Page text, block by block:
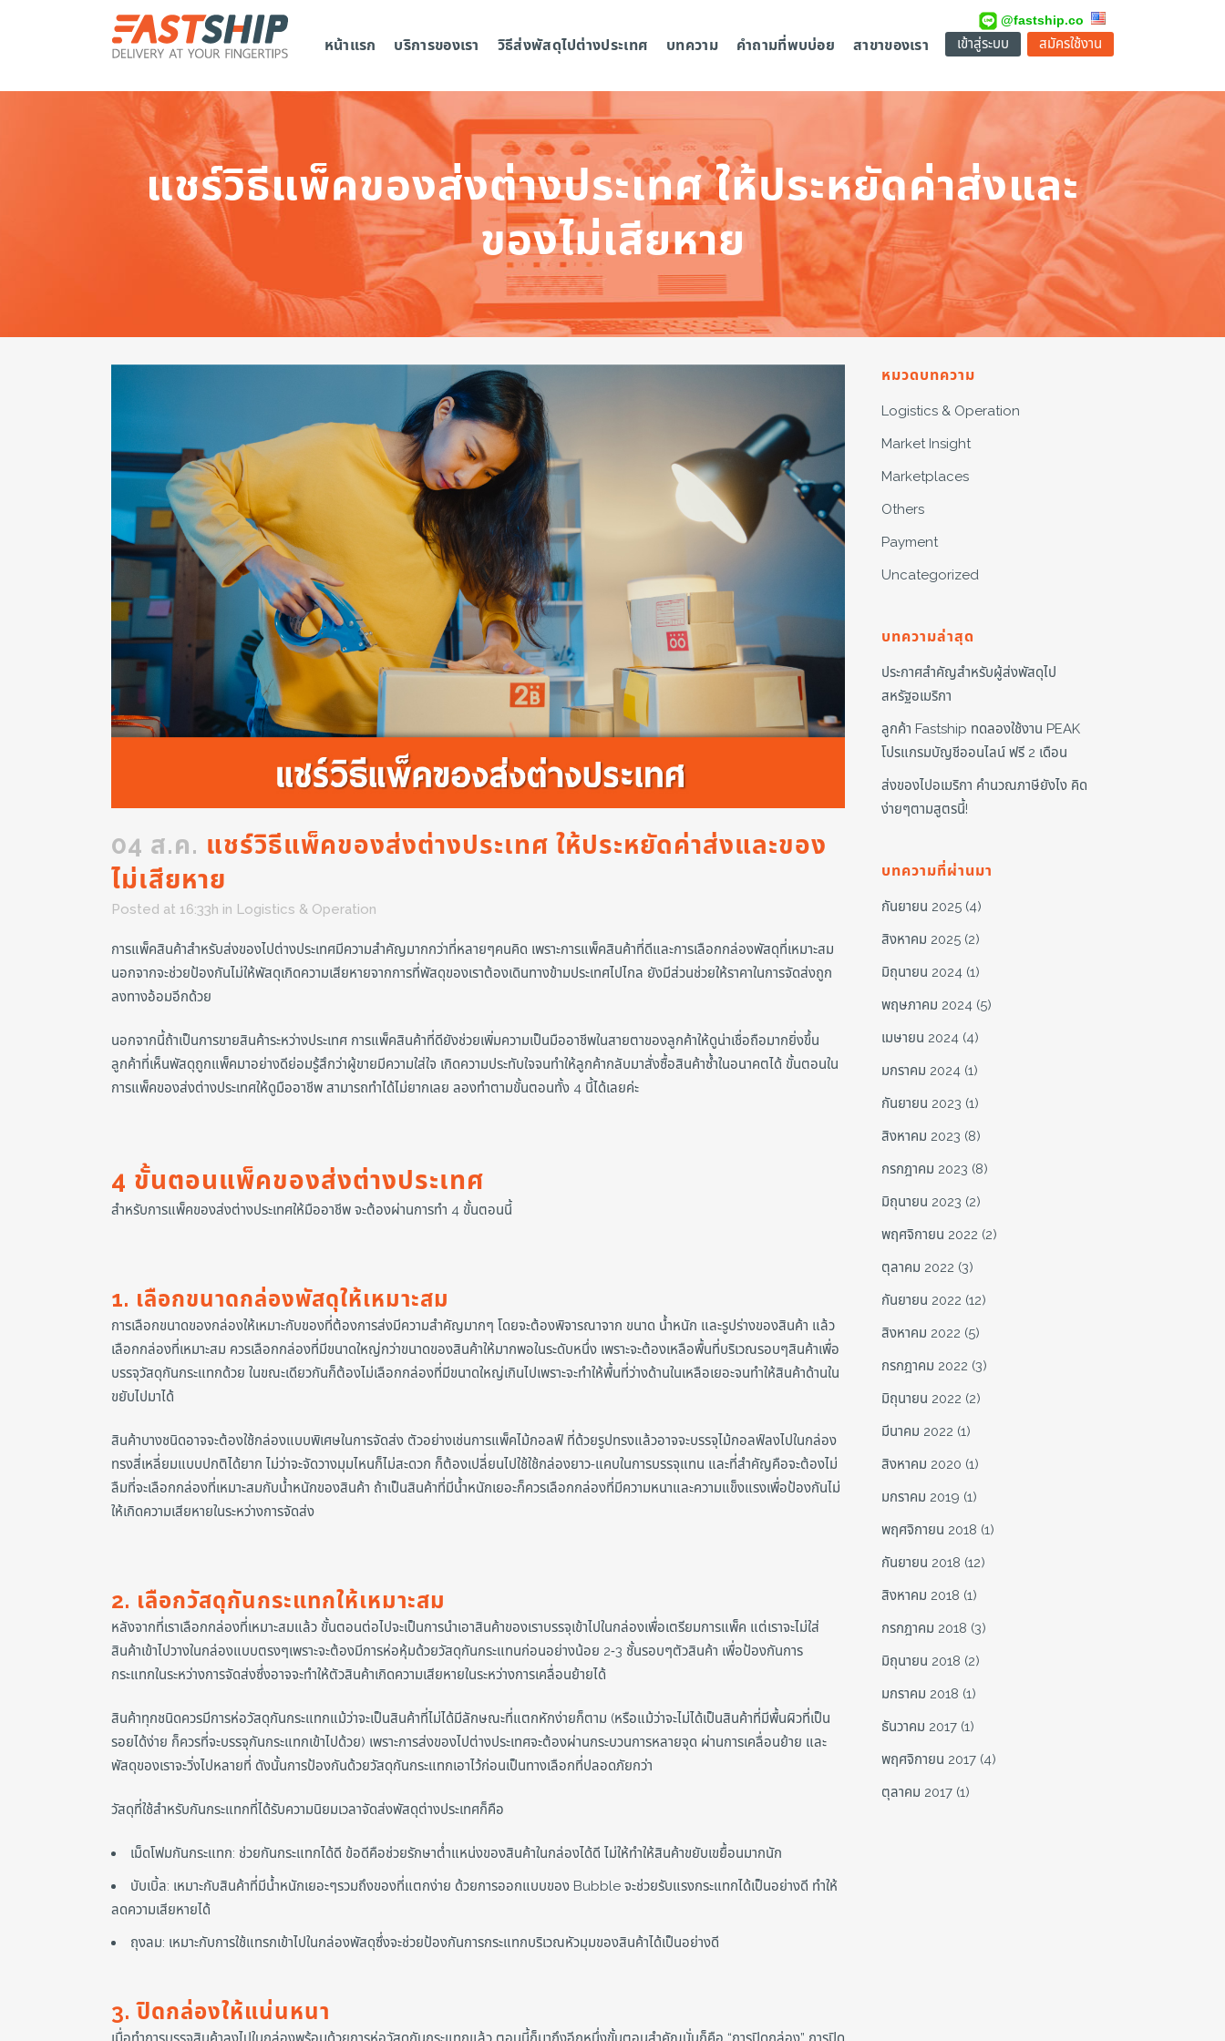
@fastship.co
เข้าสู่ระบบ สมัครใช้งาน
หน้าแรก บริการของเรา วิธีส่งพัสดุไปต่างประเทศ บทความ คำถามที่พบบ่อย สาขาของเรา
แชร์วิธีแพ็คของส่งต่างประเทศ ให้ประหยัดค่าส่งและ
ของไม่เสียหาย
04 ส.ค. แชร์วิธีแพ็คของส่งต่างประเทศ ให้ประหยัดค่าส่งและของ
ไม่เสียหาย
Posted at 16:33h in Logistics & Operation
การแพ็คสินค้าสำหรับส่งของไปต่างประเทศมีความสำคัญมากกว่าที่หลายๆคนคิด เพราะการแพ็คสินค้าที่ดีและการเลือกกล่องพัสดุที่เหมาะสม
นอกจากจะช่วยป้องกันไม่ให้พัสดุเกิดความเสียหายจากการที่พัสดุของเราต้องเดินทางข้ามประเทศไปไกล ยังมีส่วนช่วยให้ราคาในการจัดส่งถูก
ลงทางอ้อมอีกด้วย
นอกจากนี้ถ้าเป็นการขายสินค้าระหว่างประเทศ การแพ็คสินค้าที่ดียังช่วยเพิ่มความเป็นมืออาชีพในสายตาของลูกค้าให้ดูน่าเชื่อถือมากยิ่งขึ้น
ลูกค้าที่เห็นพัสดุถูกแพ็คมาอย่างดีย่อมรู้สึกว่าผู้ขายมีความใส่ใจ เกิดความประทับใจจนทำให้ลูกค้ากลับมาสั่งซื้อสินค้าซ้ำในอนาคตได้ ขั้นตอนใน
การแพ็คของส่งต่างประเทศให้ดูมืออาชีพ สามารถทำได้ไม่ยากเลย ลองทำตามขั้นตอนทั้ง 4 นี้ได้เลยค่ะ
4 ขั้นตอนแพ็คของส่งต่างประเทศ
สำหรับการแพ็คของส่งต่างประเทศให้มืออาชีพ จะต้องผ่านการทำ 4 ขั้นตอนนี้
1. เลือกขนาดกล่องพัสดุให้เหมาะสม
การเลือกขนาดของกล่องให้เหมาะกับของที่ต้องการส่งมีความสำคัญมากๆ โดยจะต้องพิจารณาจาก ขนาด น้ำหนัก และรูปร่างของสินค้า แล้ว
เลือกกล่องที่เหมาะสม ควรเลือกกล่องที่มีขนาดใหญ่กว่าขนาดของสินค้าให้มากพอในระดับหนึ่ง เพราะจะต้องเหลือพื้นที่บริเวณรอบๆสินค้าเพื่อ
บรรจุวัสดุกันกระแทกด้วย ในขณะเดียวกันก็ต้องไม่เลือกกล่องที่มีขนาดใหญ่เกินไปเพราะจะทำให้พื้นที่ว่างด้านในเหลือเยอะจนทำให้สินค้าด้านใน
ขยับไปมาได้
สินค้าบางชนิดอาจจะต้องใช้กล่องแบบพิเศษในการจัดส่ง ตัวอย่างเช่นการแพ็คไม้กอลฟ์ ที่ด้วยรูปทรงแล้วอาจจะบรรจุไม้กอลฟ์ลงไปในกล่อง
ทรงสี่เหลี่ยมแบบปกติได้ยาก ไม่ว่าจะจัดวางมุมไหนก็ไม่สะดวก ก็ต้องเปลี่ยนไปใช้ใช้กล่องยาว-แคบในการบรรจุแทน และที่สำคัญคือจะต้องไม่
ลืมที่จะเลือกกล่องที่เหมาะสมกับน้ำหนักของสินค้า ถ้าเป็นสินค้าที่มีน้ำหนักเยอะก็ควรเลือกกล่องที่มีความหนาและความแข็งแรงเพื่อป้องกันไม่
ให้เกิดความเสียหายในระหว่างการจัดส่ง
2. เลือกวัสดุกันกระแทกให้เหมาะสม
หลังจากที่เราเลือกกล่องที่เหมาะสมแล้ว ขั้นตอนต่อไปจะเป็นการนำเอาสินค้าของเราบรรจุเข้าไปในกล่องเพื่อเตรียมการแพ็ค แต่เราจะไม่ใส่
สินค้าเข้าไปวางในกล่องแบบตรงๆเพราะจะต้องมีการห่อหุ้มด้วยวัสดุกันกระแทนก่อนอย่างน้อย 2-3 ชั้นรอบๆตัวสินค้า เพื่อป้องกันการ
กระแทกในระหว่างการจัดส่งซึ่งอาจจะทำให้ตัวสินค้าเกิดความเสียหายในระหว่างการเคลื่อนย้ายได้
สินค้าทุกชนิดควรมีการห่อวัสดุกันกระแทกแม้ว่าจะเป็นสินค้าที่ไม่ได้มีลักษณะที่แตกหักง่ายก็ตาม (หรือแม้ว่าจะไม่ได้เป็นสินค้าที่มีพื้นผิวที่เป็น
รอยได้ง่าย ก็ควรที่จะบรรจุกันกระแทกเข้าไปด้วย) เพราะการส่งของไปต่างประเทศจะต้องผ่านกระบวนการหลายจุด ผ่านการเคลื่อนย้าย และ
พัสดุของเราจะวิ่งไปหลายที่ ดังนั้นการป้องกันด้วยวัสดุกันกระแทกเอาไว้ก่อนเป็นทางเลือกที่ปลอดภัยกว่า
วัสดุที่ใช้สำหรับกันกระแทกที่ได้รับความนิยมเวลาจัดส่งพัสดุต่างประเทศก็คือ
เม็ดโฟมกันกระแทก: ช่วยกันกระแทกได้ดี ข้อดีคือช่วยรักษาต่ำแหน่งของสินค้าในกล่องได้ดี ไม่ให้ทำให้สินค้าขยับเขยื้อนมากนัก
บับเบิ้ล: เหมาะกับสินค้าที่มีน้ำหนักเยอะๆรวมถึงของที่แตกง่าย ด้วยการออกแบบของ Bubble จะช่วยรับแรงกระแทกได้เป็นอย่างดี ทำให้
ลดความเสียหายได้
ถุงลม: เหมาะกับการใช้แทรกเข้าไปในกล่องพัสดุซึ่งจะช่วยป้องกันการกระแทกบริเวณหัวมุมของสินค้าได้เป็นอย่างดี
3. ปิดกล่องให้แน่นหนา
หมวดบทความ
Logistics & Operation
Market Insight
Marketplaces
Others
Payment
Uncategorized
บทความล่าสุด
ประกาศสำคัญสำหรับผู้ส่งพัสดุไป
สหรัฐอเมริกา
ลูกค้า Fastship ทดลองใช้งาน PEAK
โปรแกรมบัญชีออนไลน์ ฟรี 2 เดือน
ส่งของไปอเมริกา คำนวณภาษียังไง คิด
ง่ายๆตามสูตรนี้!
บทความที่ผ่านมา
กันยายน 2025 (4)
สิงหาคม 2025 (2)
มิถุนายน 2024 (1)
พฤษภาคม 2024 (5)
เมษายน 2024 (4)
มกราคม 2024 (1)
กันยายน 2023 (1)
สิงหาคม 2023 (8)
กรกฎาคม 2023 (8)
มิถุนายน 2023 (2)
พฤศจิกายน 2022 (2)
ตุลาคม 2022 (3)
กันยายน 2022 (12)
สิงหาคม 2022 (5)
กรกฎาคม 2022 (3)
มิถุนายน 2022 (2)
มีนาคม 2022 (1)
สิงหาคม 2020 (1)
มกราคม 2019 (1)
พฤศจิกายน 2018 (1)
กันยายน 2018 (12)
สิงหาคม 2018 (1)
กรกฎาคม 2018 (3)
มิถุนายน 2018 (2)
มกราคม 2018 (1)
ธันวาคม 2017 (1)
พฤศจิกายน 2017 (4)
ตุลาคม 2017 (1)